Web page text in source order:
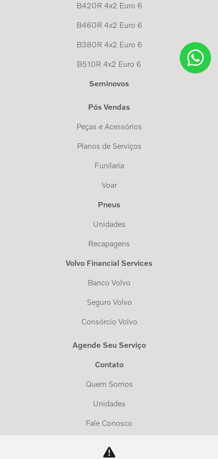
B420R 4x2 Euro 6
B460R 4x2 Euro 6
B380R 4x2 Euro 6
B510R 4x2 Euro 6
Seminovos
Pós Vendas
Peças e Acessórios
Planos de Serviços
Funilaria
Voar
Pneus
Unidades
Recapagens
Volvo Financial Services
Banco Volvo
Seguro Volvo
Consórcio Volvo
Agende Seu Serviço
Contato
Quem Somos
Unidades
Fale Conosco